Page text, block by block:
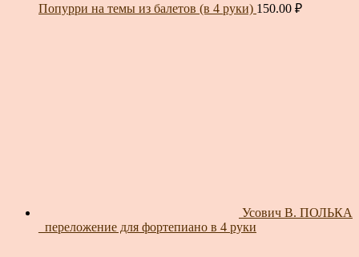
Попурри на темы из балетов (в 4 руки) 150.00 ₽
Усович В. ПОЛЬКА
_переложение для фортепиано в 4 руки